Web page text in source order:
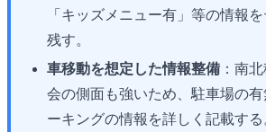
「キッズメニュー有」等の情報
残す。
車移動を想定した情報整備 ：南
会の側面も強いため、駐車場の
ーキングの情報を詳しく記載する